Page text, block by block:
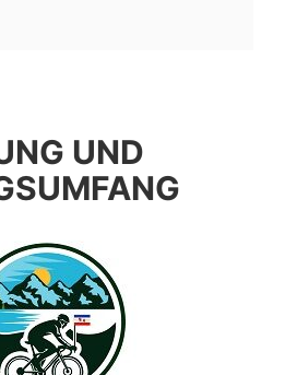
UND